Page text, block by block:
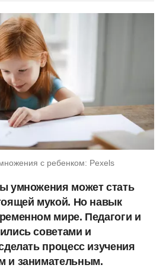
с ребенком: Pexels
умножения может стать
мукой. Но навык
мире. Педагоги и
советами и
процесс изучения
и занимательным.